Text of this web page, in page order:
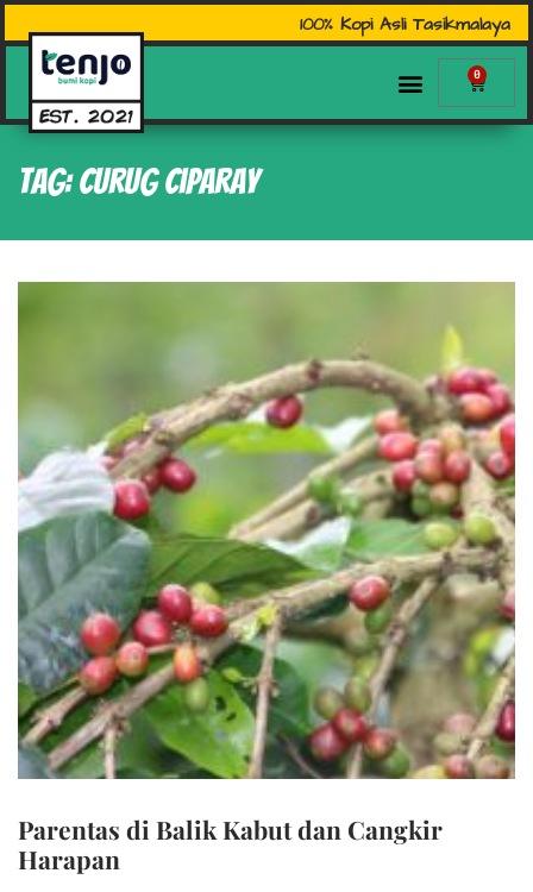
100% Kopi Asli Tasikmalaya
0
Tag: Curug Ciparay
Parentas di Balik Kabut dan Cangkir
Harapan